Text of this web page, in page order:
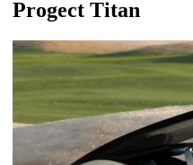
Progect Titan